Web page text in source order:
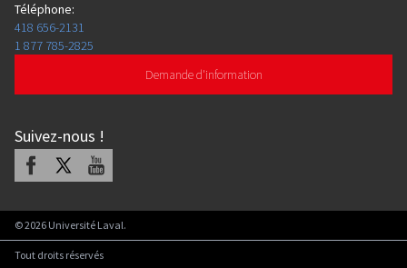
Téléphone:
418 656-2131
1 877 785-2825
Demande d'information
Suivez-nous !
Facebook Youtube
©2026 Université Laval.
Tout droits réservés